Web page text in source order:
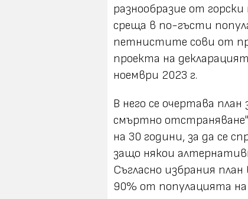
разнообразие от
среща в по-гъсти
петнистите сови от
проекта на
ноември 2023 г.
В него се очертава план
смъртно
на 30 години, за да се
защо някои
Съгласно избрания
90% от популацията